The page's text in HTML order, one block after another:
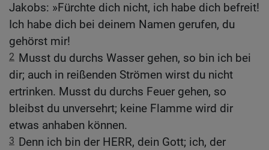
Jakobs: »Fürchte dich nicht, ich habe dich befreit!
Ich habe dich bei deinem Namen gerufen, du
gehörst mir!
2 Musst du durchs Wasser gehen, so bin ich bei
dir; auch in reißenden Strömen wirst du nicht
ertrinken. Musst du durchs Feuer gehen, so
bleibst du unversehrt; keine Flamme wird dir
etwas anhaben können.
3 Denn ich bin der HERR, dein Gott; ich, der